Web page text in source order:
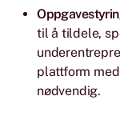
til å tildele,
plattform
nødvendig.